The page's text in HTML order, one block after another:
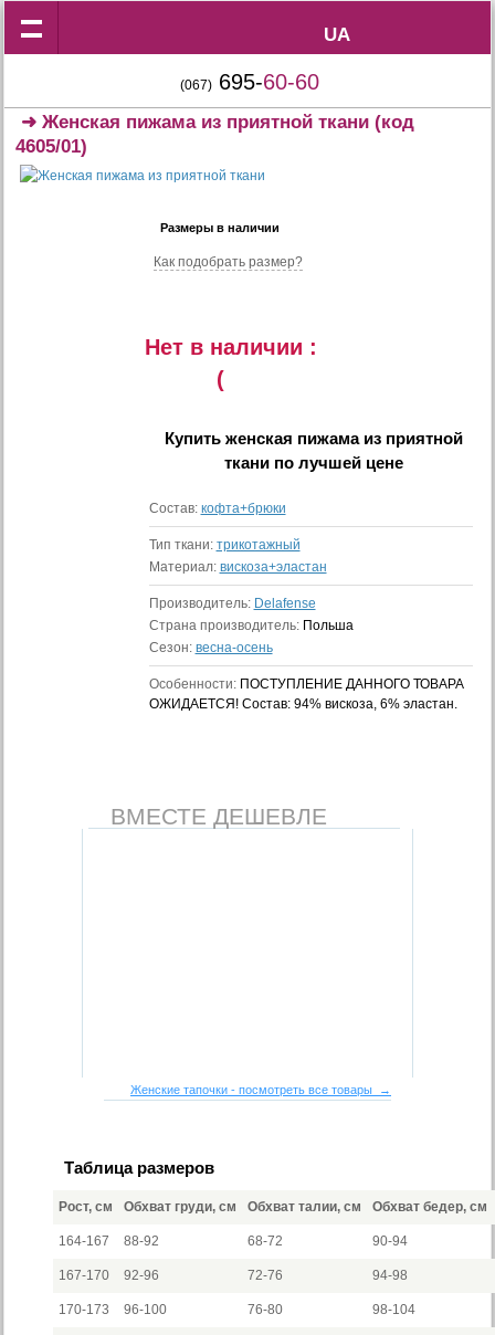
UA
UA
(067) 695-60-60
➜Женская пижама из приятной ткани (код
4605/01)
Размеры в наличии
Как подобрать размер?
Нет в наличии :
(
Купить женская пижама из приятной
тканипо лучшей цене
Состав: кофта+брюки
Тип ткани: трикотажный
Материал: вискоза+эластан
Производитель: Delafense
Страна производитель: Польша
Сезон: весна-осень
Особенности: ПОСТУПЛЕНИЕ ДАННОГО ТОВАРА
ОЖИДАЕТСЯ! Состав: 94% вискоза, 6% эластан.
ВМЕСТЕ ДЕШЕВЛЕ
Женские тапочки - посмотреть все товары →
Таблица размеров
Рост, см Обхват груди, см Обхват талии, см Обхват бедер, см
164-167 88-92 68-72 90-94
167-170 92-96 72-76 94-98
170-173 96-100 76-80 98-104